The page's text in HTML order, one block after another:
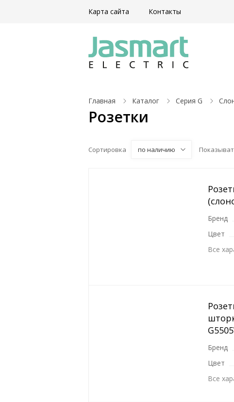
Карта сайта Контакты
Главная Каталог Серия G
Розетки
Сортировка по наличию
Бренд
Цвет
Все
Бренд
Цвет
Все